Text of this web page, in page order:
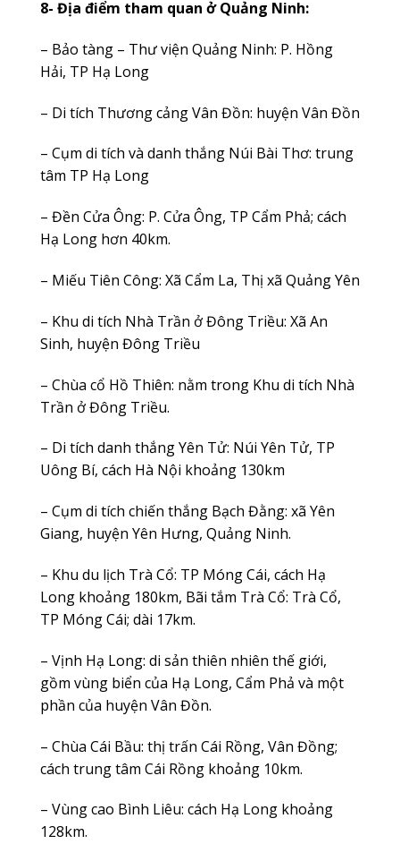
8- Địa điểm tham quan ở Quảng Ninh:
– Bảo tàng – Thư viện Quảng Ninh: P. Hồng
Hải, TP Hạ Long
– Di tích Thương cảng Vân Đồn: huyện Vân Đồn
– Cụm di tích và danh thắng Núi Bài Thơ: trung
tâm TP Hạ Long
– Đền Cửa Ông: P. Cửa Ông, TP Cẩm Phả; cách
Hạ Long hơn 40km.
– Miếu Tiên Công: Xã Cẩm La, Thị xã Quảng Yên
– Khu di tích Nhà Trần ở Đông Triều: Xã An
Sinh, huyện Đông Triều
– Chùa cổ Hồ Thiên: nằm trong Khu di tích Nhà
Trần ở Đông Triều.
– Di tích danh thắng Yên Tử: Núi Yên Tử, TP
Uông Bí, cách Hà Nội khoảng 130km
– Cụm di tích chiến thắng Bạch Đằng: xã Yên
Giang, huyện Yên Hưng, Quảng Ninh.
– Khu du lịch Trà Cổ: TP Móng Cái, cách Hạ
Long khoảng 180km, Bãi tắm Trà Cổ: Trà Cổ,
TP Móng Cái; dài 17km.
– Vịnh Hạ Long: di sản thiên nhiên thế giới,
gồm vùng biển của Hạ Long, Cẩm Phả và một
phần của huyện Vân Đồn.
– Chùa Cái Bầu: thị trấn Cái Rồng, Vân Đồng;
cách trung tâm Cái Rồng khoảng 10km.
– Vùng cao Bình Liêu: cách Hạ Long khoảng
128km.